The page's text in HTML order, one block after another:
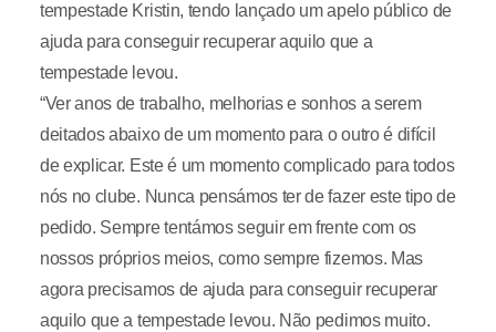
tempestade Kristin, tendo lançado um apelo público de
ajuda para conseguir recuperar aquilo que a
tempestade levou.
“Ver anos de trabalho, melhorias e sonhos a serem
deitados abaixo de um momento para o outro é difícil
de explicar. Este é um momento complicado para todos
nós no clube. Nunca pensámos ter de fazer este tipo de
pedido. Sempre tentámos seguir em frente com os
nossos próprios meios, como sempre fizemos. Mas
agora precisamos de ajuda para conseguir recuperar
aquilo que a tempestade levou. Não pedimos muito.